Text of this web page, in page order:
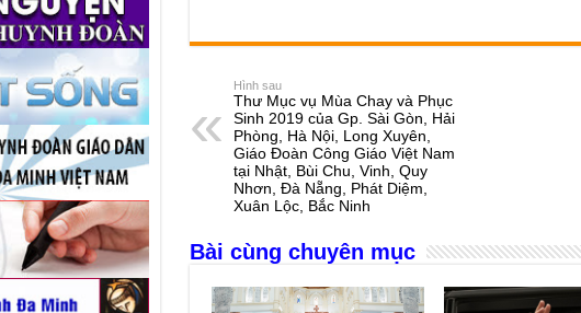
c
e
b
o
o
k
ss
n
g
er
at
A
p
p
e
d
s
er ail
Hình sau
Thư Mục vụ Mùa Chay và Phục
Sinh 2019 của Gp. Sài Gòn, Hải
Phòng, Hà Nội, Long Xuyên,
Giáo Đoàn Công Giáo Việt Nam
tại Nhật, Bùi Chu, Vinh, Quy
Nhơn, Đà Nẵng, Phát Diệm,
Xuân Lộc, Bắc Ninh
Bài cùng chuyên mục